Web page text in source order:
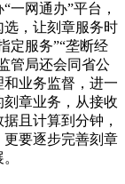
一网通办”平台，
，让刻章服务时
定服务”“垄断经
管局还会同省公
业务监督，进一
章业务，从接收
且计算到分钟，
要逐步完善刻章